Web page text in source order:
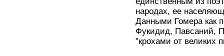
народах, ее
Данными Гомера как
Фукидид, Павсаний,
"крохами от великих